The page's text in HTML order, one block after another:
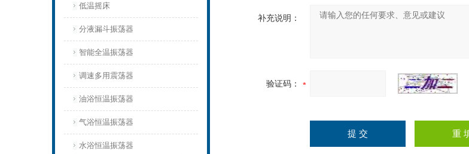
低温摇床
分液漏斗振荡器
智能全温振荡器
调速多用震荡器
油浴恒温振荡器
气浴恒温振荡器
水浴恒温振荡器
补充说明：
验证码：